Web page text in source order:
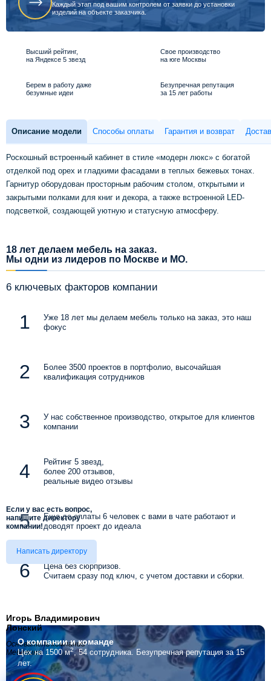
Каждый этап под вашим контролем от заявки до установки
изделий на объекте заказчика.
Высший рейтинг,
на Яндексе 5 звезд
Свое производство
на юге Москвы
Берем в работу даже
безумные идеи
Безупречная репутация
за 15 лет работы
Описание модели Способы оплаты Гарантия и возврат
Роскошный встроенный кабинет в стиле «модерн люкс» с богатой
отделкой под орех и гладкими фасадами в теплых бежевых тонах.
Гарнитур оборудован просторным рабочим столом, открытыми и
закрытыми полками для книг и декора, а также встроенной LED-
подсветкой, создающей уютную и статусную атмосферу.
18 лет делаем мебель на заказ.
Мы одни из лидеров по Москве и МО.
6 ключевых факторов компании
Уже 18 лет мы делаем мебель только на заказ, это наш
фокус
Более 3500 проектов в портфолио, высочайшая
квалификация сотрудников
У нас собственное производство, открытое для клиентов
компании
Рейтинг 5 звезд,
более 200 отзывов,
реальные видео отзывы
Еще до оплаты 6 человек с вами в чате работают и
доводят проект до идеала
Цена без сюрпризов.
Считаем сразу под ключ, с учетом доставки и сборки.
Если у вас есть вопрос,
напишите директору
компании!
Написать директору
Игорь Владимирович
Лонский
Основатель компании
Мебелино
О компаниии команде
Цех на 1500 м2, 54 сотрудника. Безупречная репутация за 15
лет.